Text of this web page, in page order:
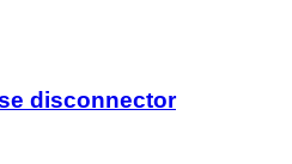
disconnector